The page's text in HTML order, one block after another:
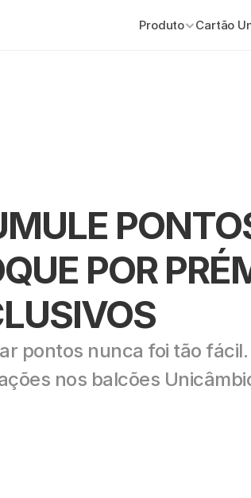
Produto Cartão
POR
pontos nunca foi tão
nos balcões